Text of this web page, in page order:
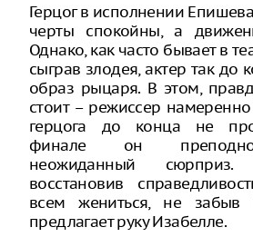
Герцог в исполнении
черты спокойны, а
Однако, как часто бывает в
сыграв злодея, актер так до
образ рыцаря. В этом,
стоит – режиссер намеренно
герцога до конца не
финале он
неожиданный
восстановив
всем жениться, не
предлагает руку Изабелле.